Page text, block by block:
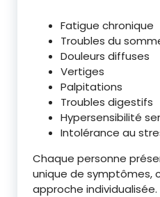
Fatigue chronique
Troubles du
Douleurs diffuses
Vertiges
Palpitations
Troubles digestifs
Hypersensibilité
Intolérance au
Chaque personne
unique de symptômes,
approche individualisée.